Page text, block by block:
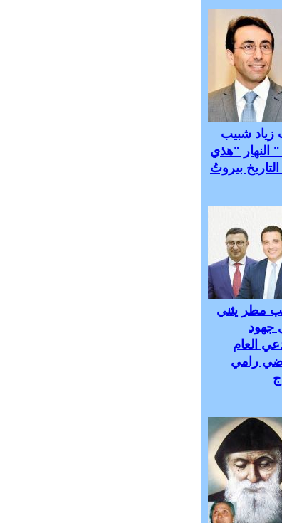
زياد شبيب
النهار "هذي
التاريخ بيروتُ
مطر يثني
جهود
العام
رامي